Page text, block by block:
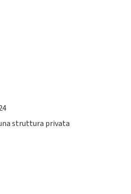
struttura privata